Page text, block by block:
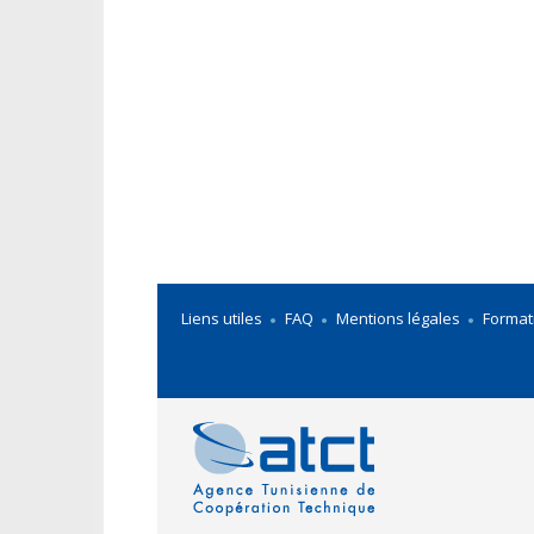
Liens utiles FAQ Mentions légales